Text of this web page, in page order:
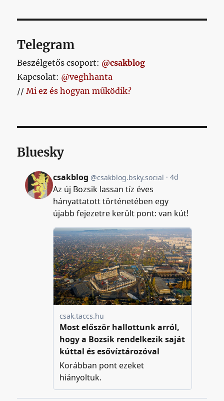
Telegram
Beszélgetős csoport: @csakblog
Kapcsolat: @veghhanta
//Mi ez és hogyan működik?
Bluesky